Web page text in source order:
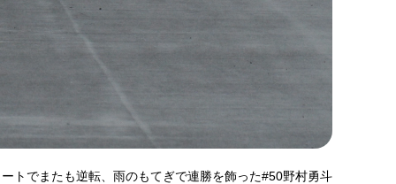
トでまたも逆転、雨のもてぎで連勝を飾った#50野村勇斗